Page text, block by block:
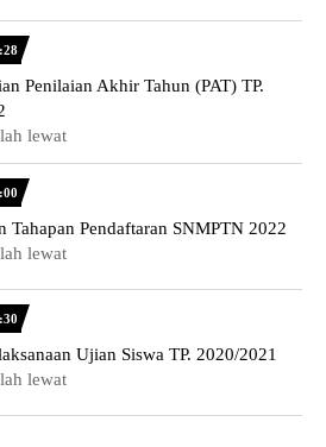
Penilaian Akhir Tahun (PAT) TP.
lewat
Tahapan Pendaftaran SNMPTN 2022
lewat
Ujian Siswa TP. 2020/2021
lewat